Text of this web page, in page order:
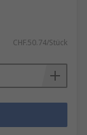
CHF.50.74/Stück